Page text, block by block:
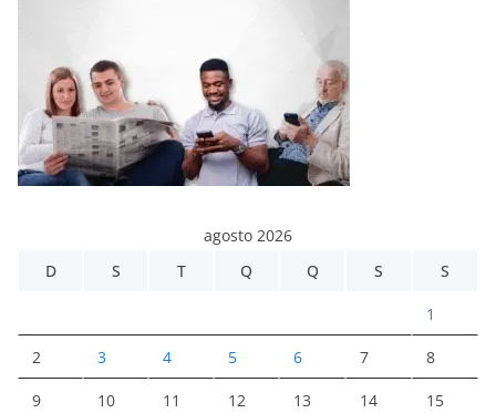
agosto 2026
D
S T Q Q S S
1
2 3 4 5 6 7 8
9 10 11 12 13 14 15